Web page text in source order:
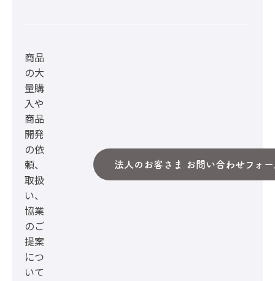
商品
の大
量購
入や
商品
開発
の依
頼、
取扱
い、
協業
のご
提案
につ
いて
法人のお客さま お問い合わせフォー